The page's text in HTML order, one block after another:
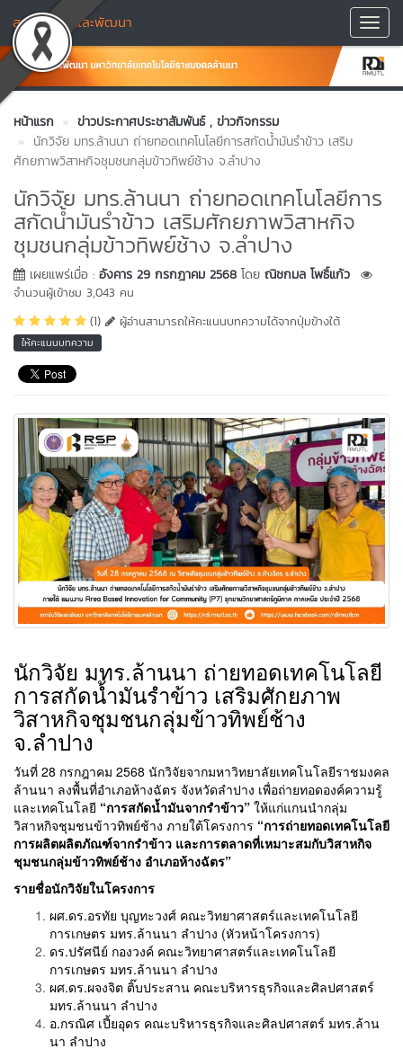
สถาบันวิจัยและพัฒนา
หน้าแรก ข่าวประกาศประชาสัมพันธ์ , ข่าวกิจกรรม
นักวิจัย มทร.ล้านนา ถ่ายทอดเทคโนโลยีการสกัดน้ำมันรำข้าว เสริม
ศักยภาพวิสาหกิจชุมชนกลุ่มข้าวทิพย์ช้าง จ.ลำปาง
นักวิจัย มทร.ล้านนา ถ่ายทอดเทคโนโลยีการ
สกัดน้ำมันรำข้าว เสริมศักยภาพวิสาหกิจ
ชุมชนกลุ่มข้าวทิพย์ช้าง จ.ลำปาง
เผยแพร่เมื่อ : อังคาร 29 กรกฎาคม 2568 โดย ณิชกมล โพธิ์แก้ว
จำนวนผู้เข้าชม 3,043 คน
(1)
ผู้อ่านสามารถให้คะแนนบทความได้จากปุ่มข้างใต้
ให้คะแนนบทความ
นักวิจัย มทร.ล้านนา ถ่ายทอดเทคโนโลยี
การสกัดน้ำมันรำข้าว เสริมศักยภาพ
วิสาหกิจชุมชนกลุ่มข้าวทิพย์ช้าง
จ.ลำปาง
วันที่ 28 กรกฎาคม 2568 นักวิจัยจากมหาวิทยาลัยเทคโนโลยีราชมงคล
ล้านนา ลงพื้นที่อำเภอห้างฉัตร จังหวัดลำปาง เพื่อถ่ายทอดองค์ความรู้
และเทคโนโลยี “การสกัดน้ำมันจากรำข้าว” ให้แก่แกนนำกลุ่ม
วิสาหกิจชุมชนข้าวทิพย์ช้าง ภายใต้โครงการ “การถ่ายทอดเทคโนโลยี
การผลิตผลิตภัณฑ์จากรำข้าว และการตลาดที่เหมาะสมกับวิสาหกิจ
ชุมชนกลุ่มข้าวทิพย์ช้าง อำเภอห้างฉัตร”
รายชื่อนักวิจัยในโครงการ
ผศ.ดร.อรทัย บุญทะวงศ์ คณะวิทยาศาสตร์และเทคโนโลยี
การเกษตร มทร.ล้านนา ลำปาง (หัวหน้าโครงการ)
ดร.ปรัศนีย์ กองวงค์ คณะวิทยาศาสตร์และเทคโนโลยี
การเกษตร มทร.ล้านนา ลำปาง
ผศ.ดร.ผจงจิต ติ๊บประสาน คณะบริหารธุรกิจและศิลปศาสตร์
มทร.ล้านนา ลำปาง
อ.กรณิศ เปี้ยอุดร คณะบริหารธุรกิจและศิลปศาสตร์ มทร.ล้าน
นา ลำปาง